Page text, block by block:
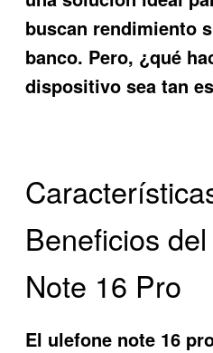
buscan rendimiento
banco. Pero, ¿qué
dispositivo sea tan
Beneficios
Note 16 Pro
El ulefone note 16